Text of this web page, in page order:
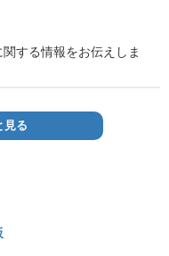
する情報をお伝えしま
見る